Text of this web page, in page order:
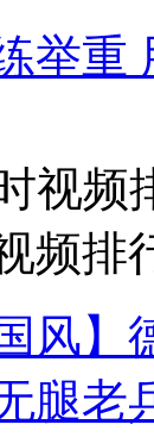
举重
视频
频排
国风
腿老